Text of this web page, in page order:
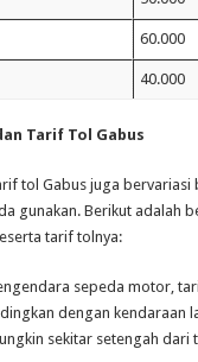
60.000
40.000
Tarif Tol Gabus
tol Gabus juga bervariasi
gunakan. Berikut adalah
tarif tolnya:
sepeda motor,
dengan kendaraan
sekitar setengah dari